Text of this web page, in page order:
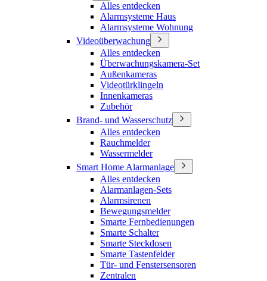
Alles entdecken
Alarmsysteme Haus
Alarmsysteme Wohnung
Videoüberwachung
Alles entdecken
Überwachungskamera-Set
Außenkameras
Videotürklingeln
Innenkameras
Zubehör
Brand- und Wasserschutz
Alles entdecken
Rauchmelder
Wassermelder
Smart Home Alarmanlage
Alles entdecken
Alarmanlagen-Sets
Alarmsirenen
Bewegungsmelder
Smarte Fernbedienungen
Smarte Schalter
Smarte Steckdosen
Smarte Tastenfelder
Tür- und Fenstersensoren
Zentralen